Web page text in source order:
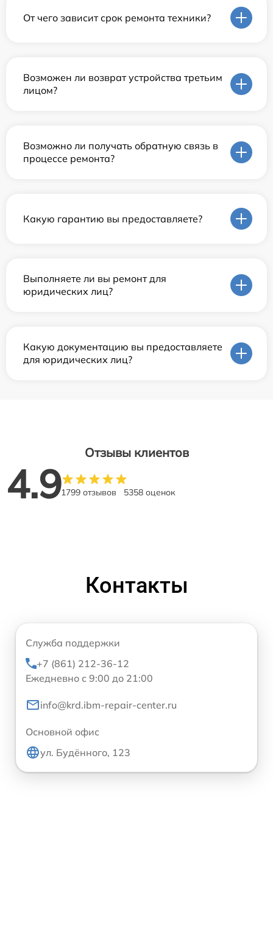
От чего зависит срок ремонта техники?
Возможен ли возврат устройства третьим
лицом?
Возможно ли получать обратную связь в
процессе ремонта?
Какую гарантию вы предоставляете?
Выполняете ли вы ремонт для
юридических лиц?
Какую документацию вы предоставляете
для юридических лиц?
Отзывы клиентов
4.91799 отзывов 5358 оценок
Контакты
Служба поддержки
+7 (861) 212-36-12
Ежедневно с 9:00 до 21:00
info@krd.ibm-repair-center.ru
Основной офис
ул. Будённого, 123